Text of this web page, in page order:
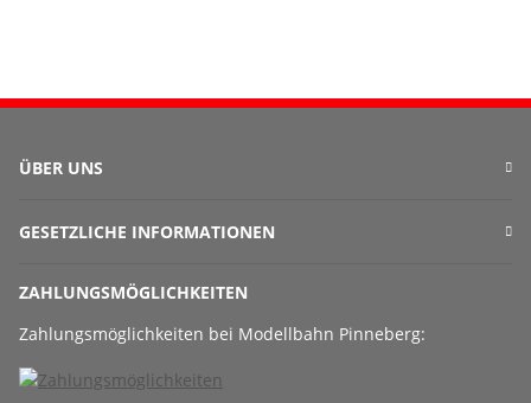
ÜBER UNS
GESETZLICHE INFORMATIONEN
ZAHLUNGSMÖGLICHKEITEN
Zahlungsmöglichkeiten bei Modellbahn Pinneberg: